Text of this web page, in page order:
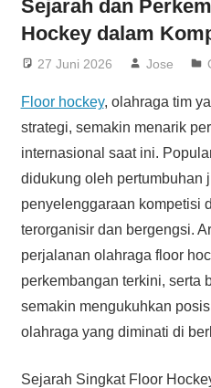
platform
informatif
Sejarah dan
Hockey dalam
27 Juni 2026 Jose
Floor hockey, olahraga tim
strategi, semakin menarik
internasional saat ini.
didukung oleh pertumbuhan
penyelenggaraan kompetisi
terorganisir dan bergengsi.
perjalanan olahraga floor
perkembangan terkini, serta
semakin mengukuhkan
olahraga yang diminati di
Sejarah Singkat Floor